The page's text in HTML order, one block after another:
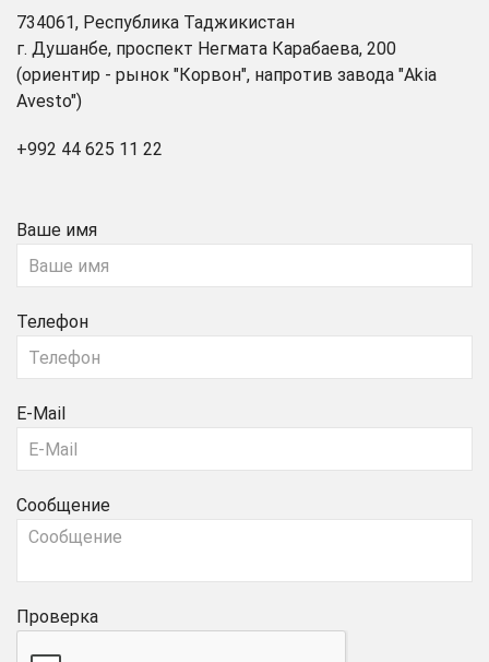
734061, Республика Таджикистан
г. Душанбе, проспект Негмата Карабаева, 200
(ориентир - рынок "Корвон", напротив завода "Akia
Avesto")
+992 44 625 11 22
Ваше имя
Телефон
E-Mail
Сообщение
Проверка